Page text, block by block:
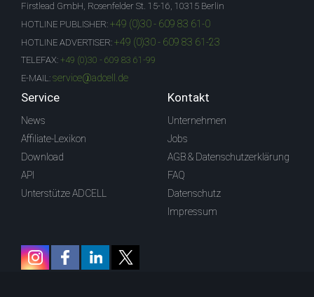
Firstlead GmbH, Rosenfelder St. 15-16, 10315 Berlin
HOTLINE PUBLISHER: +49 (0)30 - 609 83 61-0
HOTLINE ADVERTISER: +49 (0)30 - 609 83 61-23
TELEFAX: +49 (0)30 - 609 83 61-99
E-MAIL: service@adcell.de
Service
News
Affiliate-Lexikon
Download
API
Unterstütze ADCELL
Kontakt
Unternehmen
Jobs
AGB & Datenschutzerklärung
FAQ
Datenschutz
Impressum